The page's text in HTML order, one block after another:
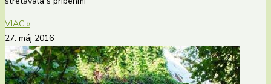
VIAC »
27. máj 2016